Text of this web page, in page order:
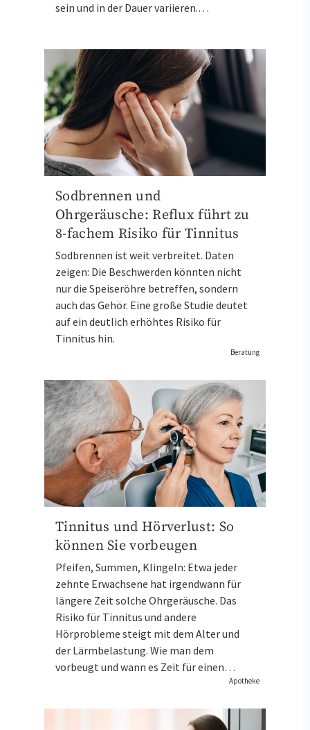
sein und in der Dauer variieren.…
Sodbrennen und
Ohrgeräusche: Reflux führt zu
8-fachem Risiko für Tinnitus
Sodbrennen ist weit verbreitet. Daten
zeigen: Die Beschwerden könnten nicht
nur die Speiseröhre betreffen, sondern
auch das Gehör. Eine große Studie deutet
auf ein deutlich erhöhtes Risiko für
Tinnitus hin.
Beratung
Tinnitus und Hörverlust: So
können Sie vorbeugen
Pfeifen, Summen, Klingeln: Etwa jeder
zehnte Erwachsene hat irgendwann für
längere Zeit solche Ohrgeräusche. Das
Risiko für Tinnitus und andere
Hörprobleme steigt mit dem Alter und
der Lärmbelastung. Wie man dem
vorbeugt und wann es Zeit für einen…
Apotheke